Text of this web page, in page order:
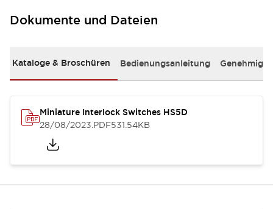
Dokumente und Dateien
Kataloge & Broschüren Bedienungsanleitung
Miniature Interlock Switches HS5D
28/08/2023.PDF531.54KB